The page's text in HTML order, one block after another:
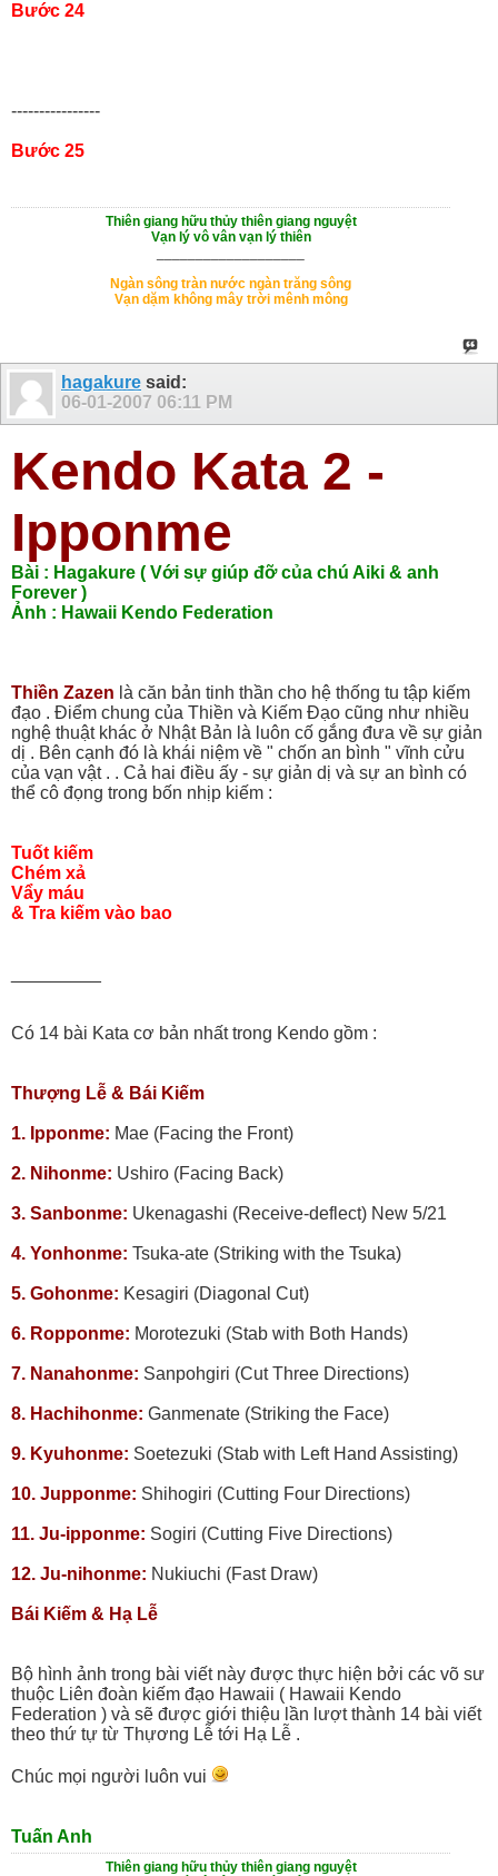
Bước 24
----------------
Bước 25
Thiên giang hữu thủy thiên giang nguyệt
Vạn lý vô vân vạn lý thiên
Ngàn sông tràn nước ngàn trăng sông
Vạn dặm không mây trời mênh mông
hagakure said:
06-01-2007 06:11 PM
Kendo Kata 2 -
Ipponme
Bài : Hagakure ( Với sự giúp đỡ của chú Aiki & anh
Forever )
Ảnh : Hawaii Kendo Federation
Thiền Zazen là căn bản tinh thần cho hệ thống tu tập kiếm
đạo . Điểm chung của Thiền và Kiếm Đạo cũng như nhiều
nghệ thuật khác ở Nhật Bản là luôn cố gắng đưa về sự giản
dị . Bên cạnh đó là khái niệm về " chốn an bình " vĩnh cửu
của vạn vật . . Cả hai điều ấy - sự giản dị và sự an bình có
thể cô đọng trong bốn nhịp kiếm :
Tuốt kiếm
Chém xả
Vẩy máu
& Tra kiếm vào bao
Có 14 bài Kata cơ bản nhất trong Kendo gồm :
Thượng Lễ & Bái Kiếm
1. Ipponme: Mae (Facing the Front)
2. Nihonme: Ushiro (Facing Back)
3. Sanbonme: Ukenagashi (Receive-deflect) New 5/21
4. Yonhonme: Tsuka-ate (Striking with the Tsuka)
5. Gohonme: Kesagiri (Diagonal Cut)
6. Ropponme: Morotezuki (Stab with Both Hands)
7. Nanahonme: Sanpohgiri (Cut Three Directions)
8. Hachihonme: Ganmenate (Striking the Face)
9. Kyuhonme: Soetezuki (Stab with Left Hand Assisting)
10. Jupponme: Shihogiri (Cutting Four Directions)
11. Ju-ipponme: Sogiri (Cutting Five Directions)
12. Ju-nihonme: Nukiuchi (Fast Draw)
Bái Kiếm & Hạ Lễ
Bộ hình ảnh trong bài viết này được thực hiện bởi các võ sư
thuộc Liên đoàn kiếm đạo Hawaii ( Hawaii Kendo
Federation ) và sẽ được giới thiệu lần lượt thành 14 bài viết
theo thứ tự từ Thựơng Lễ tới Hạ Lễ .
Chúc mọi người luôn vui
Tuấn Anh
Thiên giang hữu thủy thiên giang nguyệt